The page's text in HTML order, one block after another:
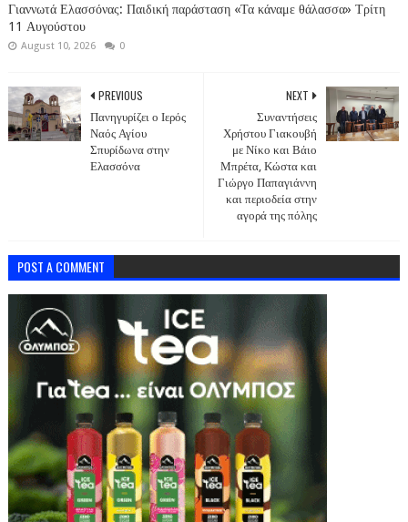
Γιαννωτά Ελασσόνας: Παιδική παράσταση «Τα κάναμε θάλασσα» Τρίτη
11 Αυγούστου
August 10, 2026 0
NEXT
Συναντήσεις
Χρήστου Γιακουβή
με Νίκο και Βάιο
Μπρέτα, Κώστα και
Γιώργο Παπαγιάννη
και περιοδεία στην
αγορά της πόλης
PREVIOUS
Πανηγυρίζει ο Ιερός
Ναός Αγίου
Σπυρίδωνα στην
Ελασσόνα
POST A COMMENT